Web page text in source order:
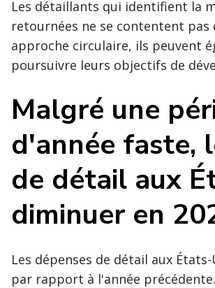
Les détaillants qui identifient la
retournées ne se contentent
approche circulaire, ils peuvent
poursuivre leurs objectifs de
Malgré une
d'année faste,
de détail aux
diminuer en
Les dépenses de détail aux
par rapport à l'année